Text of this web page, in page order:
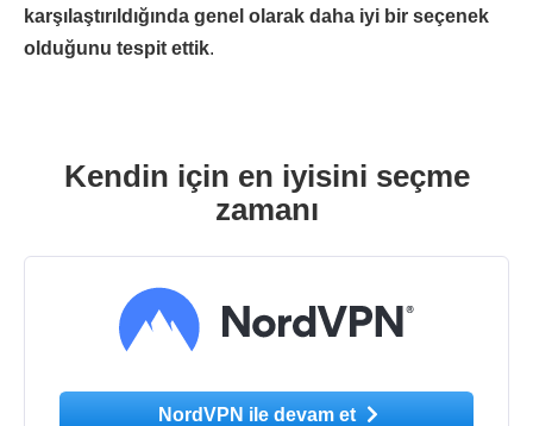
karşılaştırıldığında genel olarak daha iyi bir seçenek
olduğunu tespit ettik.
Kendin için en iyisini seçme
zamanı
NordVPN ile devam et